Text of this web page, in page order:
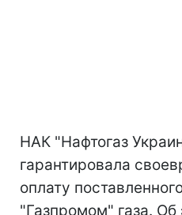
НАК "Нафтогаз
гарантировала
оплату
"Газпромом" газа. Об